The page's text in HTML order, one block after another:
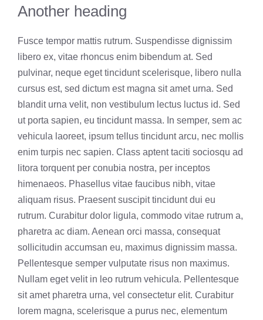
Another heading
Fusce tempor mattis rutrum. Suspendisse dignissim
libero ex, vitae rhoncus enim bibendum at. Sed
pulvinar, neque eget tincidunt scelerisque, libero nulla
cursus est, sed dictum est magna sit amet urna. Sed
blandit urna velit, non vestibulum lectus luctus id. Sed
ut porta sapien, eu tincidunt massa. In semper, sem ac
vehicula laoreet, ipsum tellus tincidunt arcu, nec mollis
enim turpis nec sapien. Class aptent taciti sociosqu ad
litora torquent per conubia nostra, per inceptos
himenaeos. Phasellus vitae faucibus nibh, vitae
aliquam risus. Praesent suscipit tincidunt dui eu
rutrum. Curabitur dolor ligula, commodo vitae rutrum a,
pharetra ac diam. Aenean orci massa, consequat
sollicitudin accumsan eu, maximus dignissim massa.
Pellentesque semper vulputate risus non maximus.
Nullam eget velit in leo rutrum vehicula. Pellentesque
sit amet pharetra urna, vel consectetur elit. Curabitur
lorem magna, scelerisque a purus nec, elementum